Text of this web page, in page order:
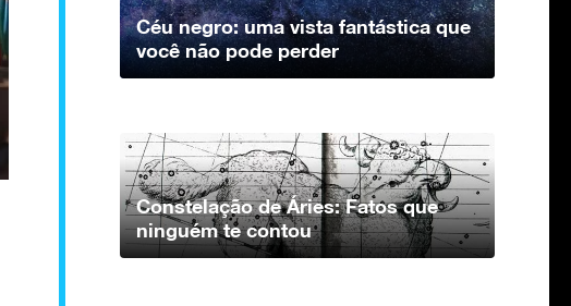
Céu negro: uma vista fantástica que
você não pode perder
Constelação de Áries: Fatos que
ninguém te contou